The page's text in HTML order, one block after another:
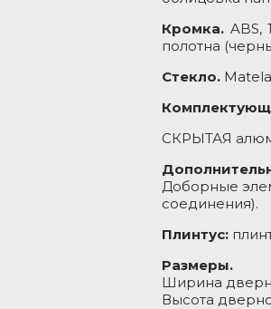
Кромка. ABS,
полотна
Стекло.
СКРЫТАЯ
Доборные
соединения).
Плинтус:
Размеры.
Ширина
Высота